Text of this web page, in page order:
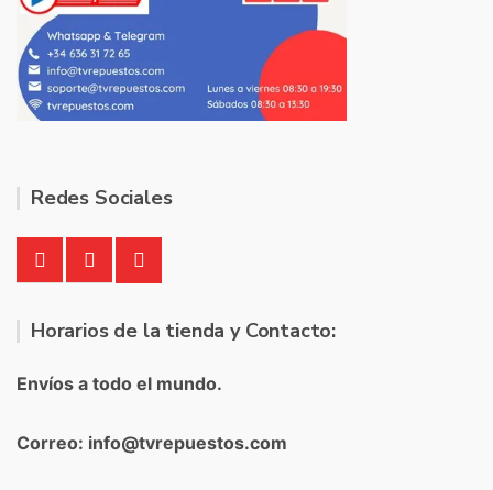
Redes Sociales
Horarios de la tienda y Contacto:
Envíos a todo el mundo.
Correo: info@tvrepuestos.com